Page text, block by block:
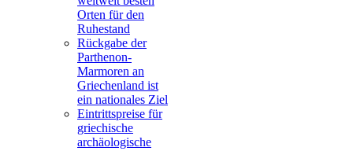
Orten für den
Ruhestand
Rückgabe der
Parthenon-
Marmoren an
Griechenland ist
ein nationales Ziel
Eintrittspreise für
griechische
archäologische